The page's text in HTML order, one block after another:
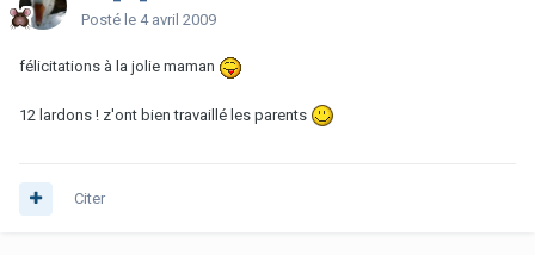
Posté le 4 avril 2009
félicitations à la jolie maman
12 lardons ! z'ont bien travaillé les parents
Citer